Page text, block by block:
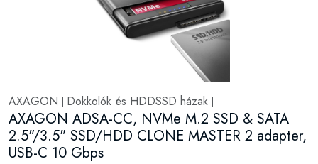
AXAGON Dokkolók és HDDSSD házak
AXAGON ADSA-CC, NVMe M.2 SSD & SATA
2.5"/3.5" SSD/HDD CLONE MASTER 2 adapter,
USB-C 10 Gbps